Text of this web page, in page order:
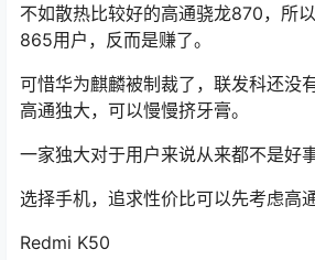
不如散热比较好的高通骁龙870，所
865用户，反而是赚了。
可惜华为麒麟被制裁了，联发科还没
高通独大，可以慢慢挤牙膏。
一家独大对于用户来说从来都不是好事
选择手机，追求性价比可以先考虑高
Redmi K50